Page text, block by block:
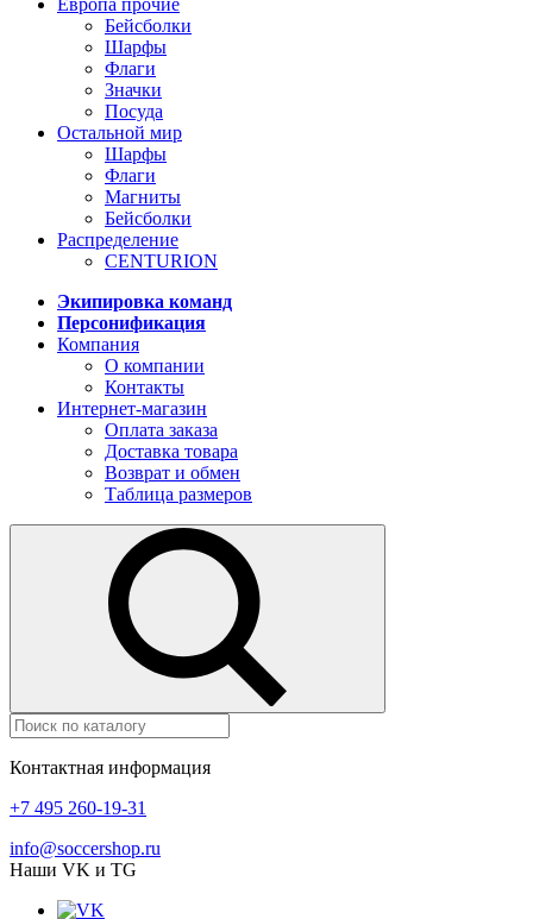
Европа прочие
Бейсболки
Шарфы
Флаги
Значки
Посуда
Остальной мир
Шарфы
Флаги
Магниты
Бейсболки
Распределение
CENTURION
Экипировка команд
Персонификация
Компания
О компании
Контакты
Интернет-магазин
Оплата заказа
Доставка товара
Возврат и обмен
Таблица размеров
Контактная информация
+7 495 260-19-31
info@soccershop.ru
Наши VK и TG